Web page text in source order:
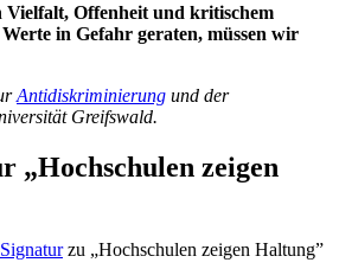
Vielfalt, Offenheit und kritischem
Werte in Gefahr geraten, müssen wir
Antidiskriminierung und der
Greifswald.
„Hochschulen zeigen
zu „Hochschulen zeigen Haltung”